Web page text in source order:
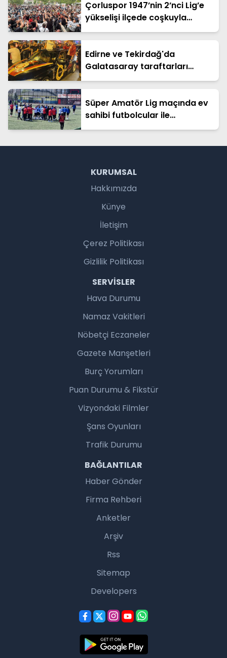
Çorluspor 1947’nin 2’nci Lig’e
yükselişi ilçede coşkuyla
kutlandı
Edirne ve Tekirdağ'da
Galatasaray taraftarları
şampiyonluğu kutladı /
Süper Amatör Lig maçında ev
sahibi futbolcular ile
deplasman taraftarları
KURUMSAL
Hakkımızda
Künye
İletişim
Çerez Politikası
Gizlilik Politikası
SERVISLER
Hava Durumu
Namaz Vakitleri
Nöbetçi Eczaneler
Gazete Manşetleri
Burç Yorumları
Puan Durumu & Fikstür
Vizyondaki Filmler
Şans Oyunları
Trafik Durumu
BAĞLANTILAR
Haber Gönder
Firma Rehberi
Anketler
Arşiv
Rss
Sitemap
Developers